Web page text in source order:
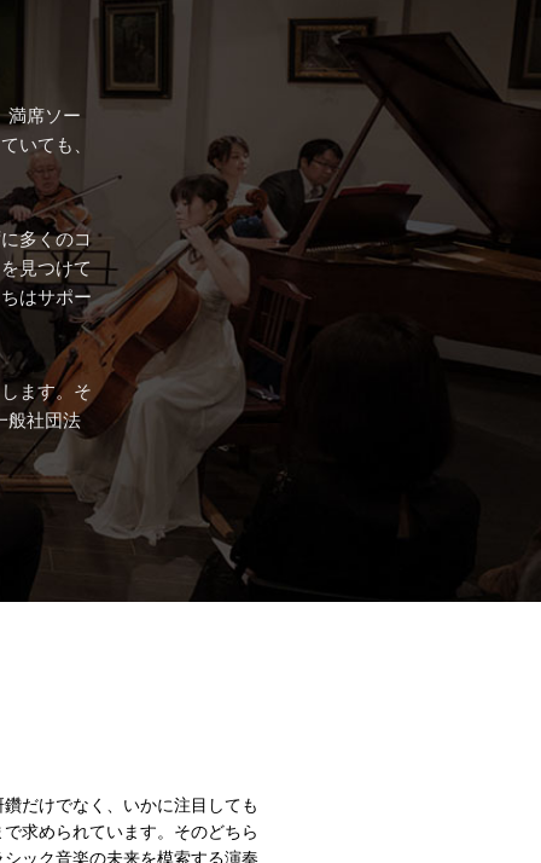
満席ソー
いても、
多くのコ
見つけて
はサポー
ます。そ
般社団法
だけでなく、いかに注目しても
求められています。そのどちら
ック音楽の未来を模索する演奏